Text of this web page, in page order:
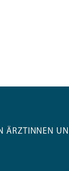
ÄRZTINNEN